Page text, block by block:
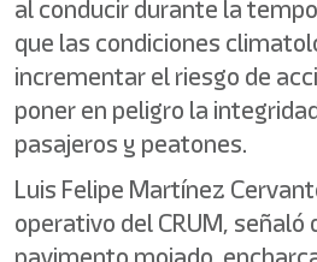
al conducir durante la
que las condiciones
incrementar el riesgo de
poner en peligro la
pasajeros y peatones.
Luis Felipe Martínez
operativo del CRUM, señaló